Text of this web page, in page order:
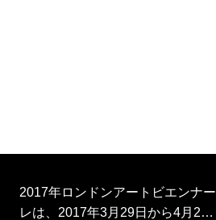
2017年ロンドンアートビエンナー
レは、2017年3月29日から4月2日